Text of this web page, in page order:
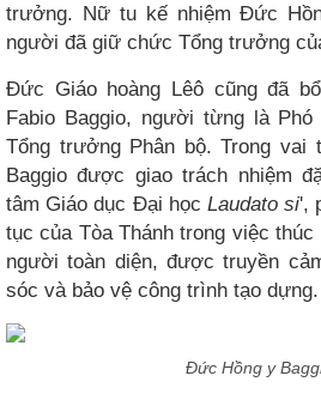
trưởng. Nữ tu kế nhiệm Đức
người đã giữ chức Tổng trưởng
Đức Giáo hoàng Lêô cũng đã
Fabio Baggio, người từng là
Tổng trưởng Phân bộ. Trong
Baggio được giao trách nhiệm
tâm Giáo dục Đại học Laudato si',
tục của Tòa Thánh trong việc
người toàn diện, được truyền
sóc và bảo vệ công trình tạo dựng.
Đức Hồng y